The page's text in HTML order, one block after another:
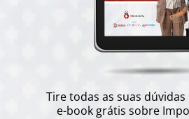
Tire todas as suas
e-book grátis sobre